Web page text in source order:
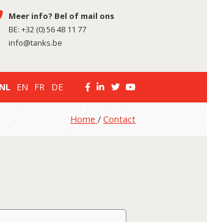
Meer info? Bel of mail ons
BE: +32 (0) 56 48 11 77
info@tanks.be
NL EN FR DE
Home / Contact